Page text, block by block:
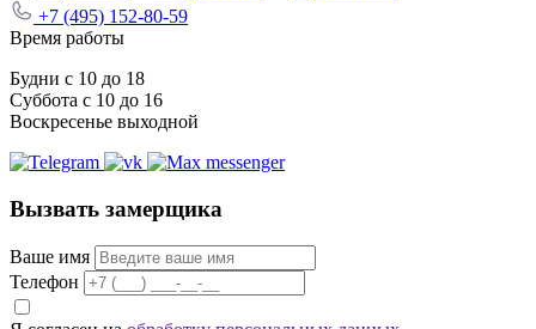
+7 (495) 152-80-59
Время работы
Будни с 10 до 18
Суббота с 10 до 16
Воскресенье выходной
Вызвать замерщика
Ваше имя
Телефон